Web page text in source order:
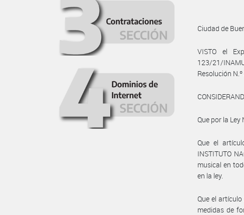
Ciudad de
VISTO el
123/21/
Resolución
Que por la Ley
Que el
INSTITUTO
musical en
en la ley.
Que el
medidas de